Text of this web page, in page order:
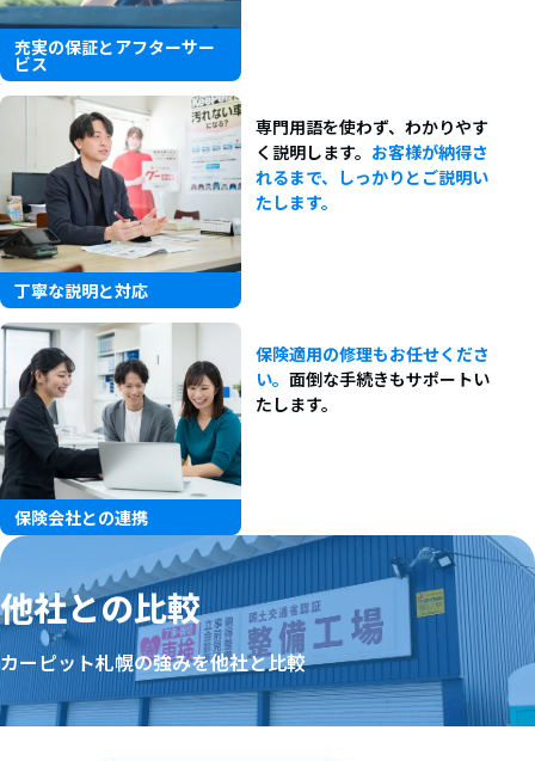
充実の保証とアフターサー
ビス
丁寧な説明と対応
専門用語を使わず、わかりやす
く説明します。 お客様が納得さ
れるまで、しっかりとご説明い
たします。
保険会社との連携
保険適用の修理もお任せくださ
い。 面倒な手続きもサポートい
たします。
他社との比較
カーピット札幌の強みを他社と比較